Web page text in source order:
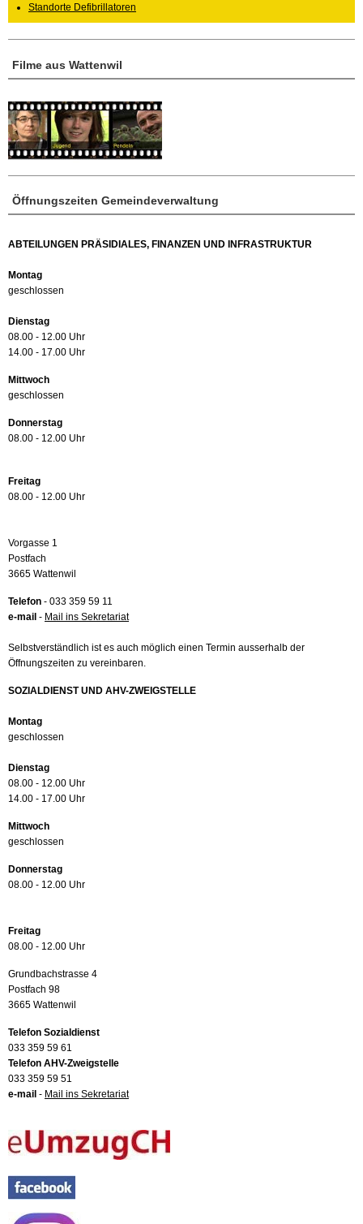
Öffnungszeiten Gemeindeverwaltung
ABTEILUNGEN PRÄSIDIALES, FINANZEN UND INFRASTRUKTUR
Montag
geschlossen
Dienstag
08.00 - 12.00 Uhr
14.00 - 17.00 Uhr
Mittwoch
geschlossen
Donnerstag
08.00 - 12.00 Uhr
Freitag
08.00 - 12.00 Uhr
Vorgasse 1
Postfach
3665 Wattenwil
Telefon - 033 359 59 11
e-mail - Mail ins Sekretariat
Selbstverständlich ist es auch möglich einen Termin ausserhalb der
Öffnungszeiten zu vereinbaren.
SOZIALDIENST UND AHV-ZWEIGSTELLE
Montag
geschlossen
Dienstag
08.00 - 12.00 Uhr
14.00 - 17.00 Uhr
Mittwoch
geschlossen
Donnerstag
08.00 - 12.00 Uhr
Freitag
08.00 - 12.00 Uhr
Grundbachstrasse 4
Postfach 98
3665 Wattenwil
Telefon Sozialdienst
033 359 59 61
Telefon AHV-Zweigstelle
033 359 59 51
e-mail - Mail ins Sekretariat
Filme aus Wattenwil
Standorte Defibrillatoren